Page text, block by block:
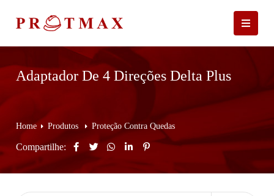
Adaptador De 4 Direções Delta Plus
Home Produtos Proteção Contra Quedas
Compartilhe: